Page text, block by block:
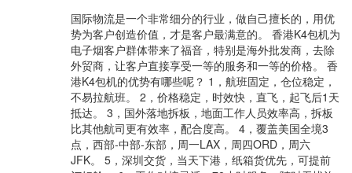
国际物流是一个非常细分的行业，做自己擅长的，用优
势为客户创造价值，才是客户最满意的。 香港K4包机为
电子烟客户群体带来了福音，特别是海外批发商，去除
外贸商，让客户直接享受一等的服务和一等的价格。 香
港K4包机的优势有哪些呢？ 1，航班固定，仓位稳定，
不易拉航班。 2，价格稳定，时效快，直飞，起飞后1天
抵达。 3，国外落地拆板，地面工作人员效率高，拆板
比其他航司更有效率，配合度高。 4，覆盖美国全境3
点，西部-中部-东部，周一LAX，周四ORD，周六
JFK。 5，深圳交货，当天下港，纸箱货优先，可提前